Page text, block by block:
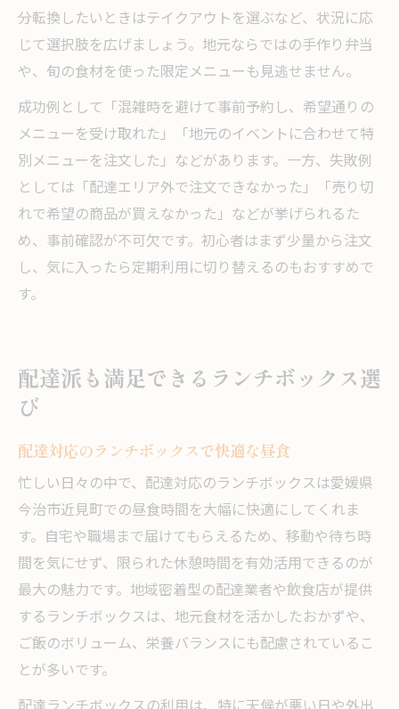
分転換したいときはテイクアウトを選ぶなど、状況に応
じて選択肢を広げましょう。地元ならではの手作り弁当
や、旬の食材を使った限定メニューも見逃せません。
成功例として「混雑時を避けて事前予約し、希望通りの
メニューを受け取れた」「地元のイベントに合わせて特
別メニューを注文した」などがあります。一方、失敗例
としては「配達エリア外で注文できなかった」「売り切
れで希望の商品が買えなかった」などが挙げられるた
め、事前確認が不可欠です。初心者はまず少量から注文
し、気に入ったら定期利用に切り替えるのもおすすめで
す。
配達派も満足できるランチボックス選
び
配達対応のランチボックスで快適な昼食
忙しい日々の中で、配達対応のランチボックスは愛媛県
今治市近見町での昼食時間を大幅に快適にしてくれま
す。自宅や職場まで届けてもらえるため、移動や待ち時
間を気にせず、限られた休憩時間を有効活用できるのが
最大の魅力です。地域密着型の配達業者や飲食店が提供
するランチボックスは、地元食材を活かしたおかずや、
ご飯のボリューム、栄養バランスにも配慮されているこ
とが多いです。